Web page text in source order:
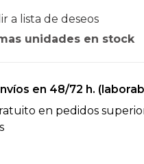
a lista de deseos
unidades en stock
en 48/72 h.
en pedidos